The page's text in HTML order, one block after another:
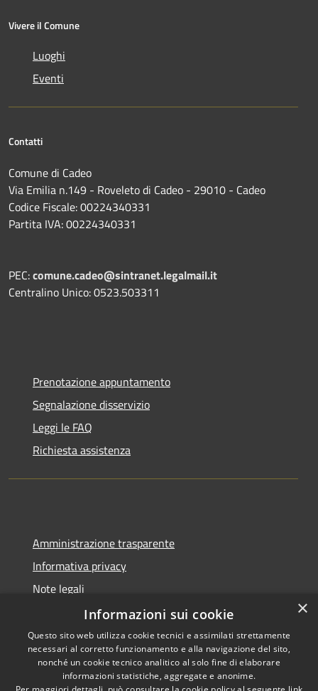
Vivere il Comune
Luoghi
Eventi
Contatti
Comune di Cadeo
Via Emilia n.149 - Roveleto di Cadeo - 29010 - Cadeo
Codice Fiscale: 00224340331
Partita IVA: 00224340331
PEC:comune.cadeo@sintranet.legalmail.it
Centralino Unico: 0523.503311
Prenotazione appuntamento
Segnalazione disservizio
Leggi le FAQ
Richiesta assistenza
Amministrazione trasparente
Informativa privacy
Note legali
Dichiarazione di accessibilità
RSS Copyright © 2026 • Comune di
×
Informazioni sui cookie
Questo sito web utilizza cookie tecnici e assimilati strettamente
necessari al corretto funzionamento e alla navigazione del sito,
nonché un cookie tecnico analitico al solo fine di elaborare
informazioni statistiche, aggregate e anonime.